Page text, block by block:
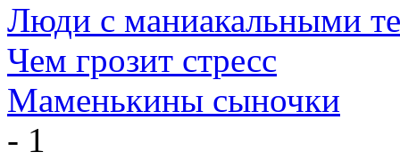
Люди с маниакальными
Чем грозит стресс
Маменькины сыночки
- 1